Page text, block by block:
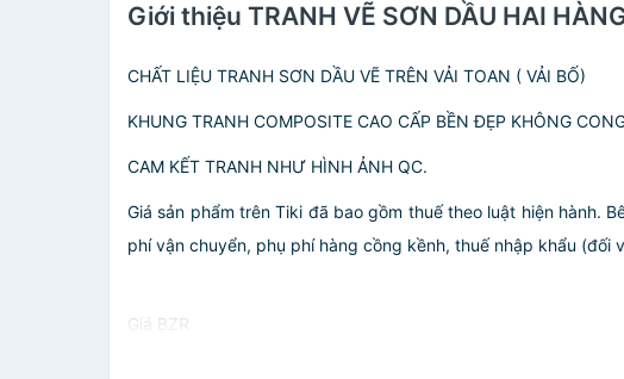
Giới thiệu TRANH VẼ SƠN DẦU HAI
CHẤT LIỆU TRANH SƠN DẦU VẼ TRÊN VẢI TOAN ( VẢI BỐ)
KHUNG TRANH COMPOSITE CAO CẤP BỀN ĐẸP KHÔNG
CAM KẾT TRANH NHƯ HÌNH ẢNH QC.
Giá sản phẩm trên Tiki đã bao gồm thuế theo luật hiện hành.
phí vận chuyển, phụ phí hàng cồng kềnh, thuế nhập khẩu
Giá BZR